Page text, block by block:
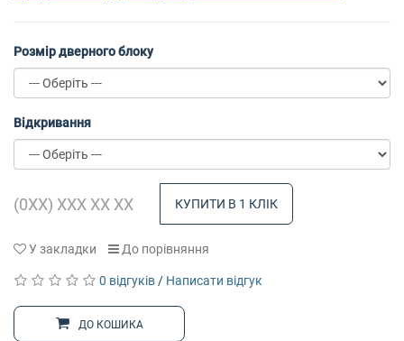
Розмір дверного блоку
Відкривання
КУПИТИ В 1 КЛІК
У закладки До порівняння
0 відгуків / Написати відгук
ДО КОШИКА